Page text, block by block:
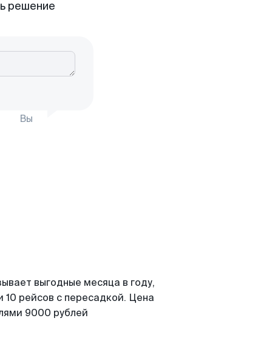
решение
Вы
выгодные месяца в году,
рейсов с пересадкой. Цена
9000 рублей